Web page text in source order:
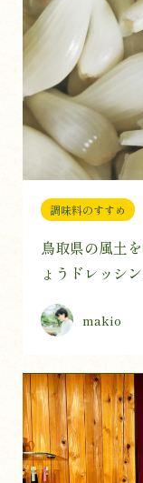
調味料のすすめ
鳥取県の風土
ょうドレッシ
makio